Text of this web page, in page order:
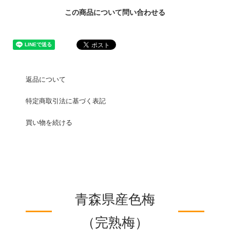
この商品について問い合わせる
返品について
特定商取引法に基づく表記
買い物を続ける
青森県産色梅
（完熟梅）